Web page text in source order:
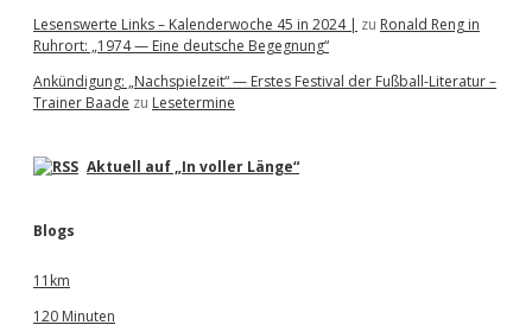
Lesenswerte Links – Kalenderwoche 45 in 2024 | zu Ronald Reng in
Ruhrort: „1974 — Eine deutsche Begegnung“
Ankündigung: „Nachspielzeit“ — Erstes Festival der Fußball-Literatur –
Trainer Baade zu Lesetermine
Aktuell auf „In voller Länge“
Blogs
11km
120 Minuten